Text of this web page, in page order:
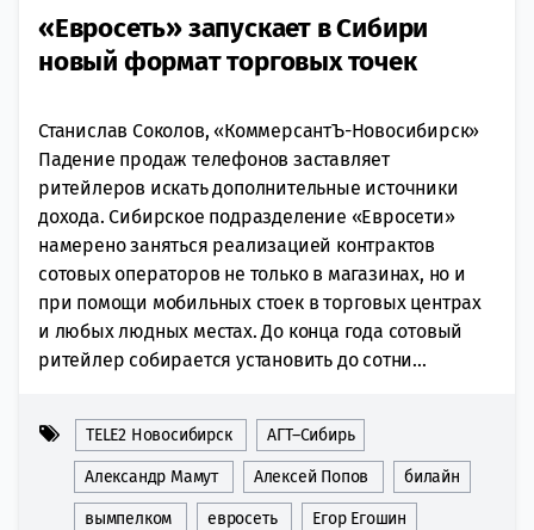
«Евросеть» запускает в Сибири
новый формат торговых точек
Станислав Соколов, «КоммерсантЪ-Новосибирск»
Падение продаж телефонов заставляет
ритейлеров искать дополнительные источники
дохода. Сибирское подразделение «Евросети»
намерено заняться реализацией контрактов
сотовых операторов не только в магазинах, но и
при помощи мобильных стоек в торговых центрах
и любых людных местах. До конца года сотовый
ритейлер собирается установить до сотни...
TELE2 Новосибирск АГТ–Сибирь
Александр Мамут Алексей Попов билайн
вымпелком евросеть Егор Егошин